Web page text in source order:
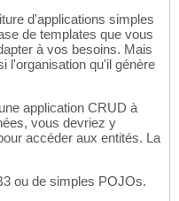
d'applications simples
de templates que vous
à vos besoins. Mais
l'organisation qu'il génère
application CRUD à
vous devriez y
accéder aux entités. La
ou de simples POJOs.